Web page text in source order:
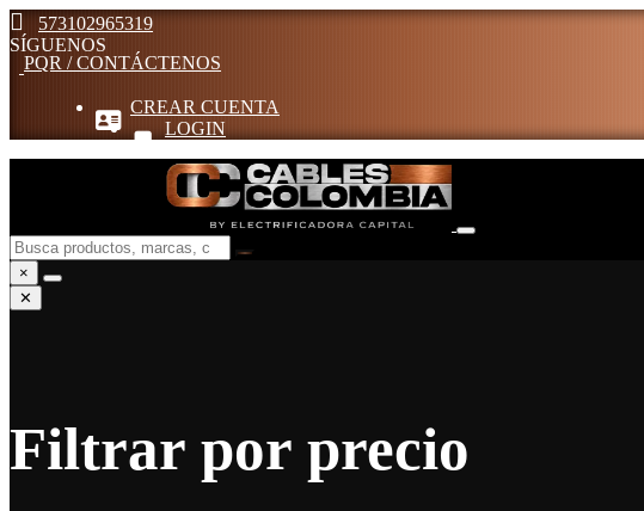
573102965319
SÍGUENOS
PQR / CONTÁCTENOS
CREAR CUENTA
LOGIN
×
✕
Filtrar por precio